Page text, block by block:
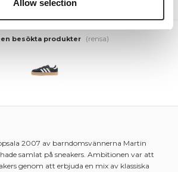
Allow selection
besökta produkter (rensa)
2007 av barndomsvännerna Martin
samlat på sneakers. Ambitionen var att
genom att erbjuda en mix av klassiska